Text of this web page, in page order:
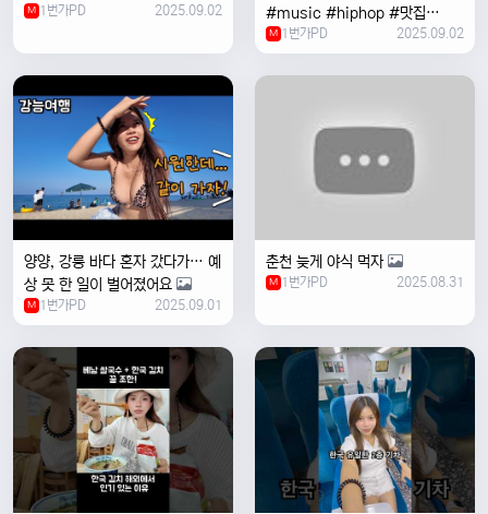
M 1번가PD 2025.09.02
#music #hiphop #맛집
#travel #여행 #food ￼
M 1번가PD 2025.09.02
양양, 강릉 바다 혼자 갔다가… 예
상 못 한 일이 벌어졌어요
M 1번가PD 2025.09.01
춘천 늦게 야식 먹자
M 1번가PD 2025.08.31